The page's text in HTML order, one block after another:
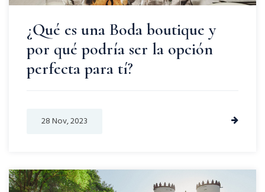
¿Qué es una Boda boutique y
por qué podría ser la opción
perfecta para tí?
28 Nov, 2023